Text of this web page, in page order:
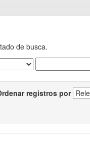
de busca.
registros por